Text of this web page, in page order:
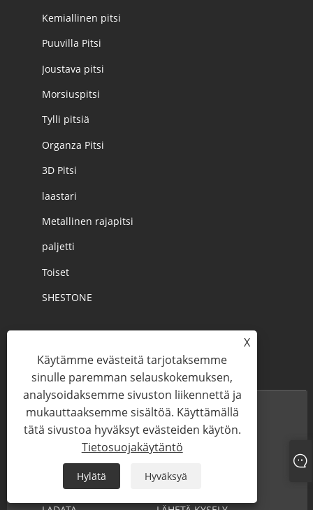
Kemiallinen pitsi
Puuvilla Pitsi
Joustava pitsi
Morsiuspitsi
Tylli pitsiä
Organza Pitsi
3D Pitsi
laastari
Metallinen rajapitsi
paljetti
Toiset
SHESTONE
KOTI
TUOTTEET
UUTISET
X
Käytämme evästeitä tarjotaksemme
sinulle paremman selauskokemuksen,
analysoidaksemme sivuston liikennettä ja
mukauttaaksemme sisältöä. Käyttämällä
tätä sivustoa hyväksyt evästeiden käytön.
Tietosuojakäytäntö
Hylätä Hyväksyä